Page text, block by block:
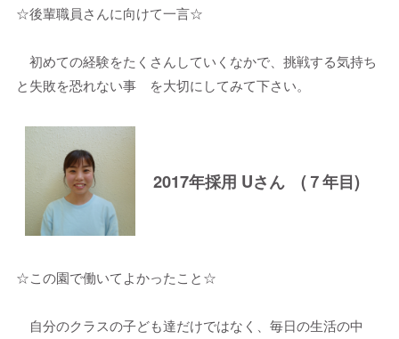
☆後輩職員さんに向けて一言☆
初めての経験をたくさんしていくなかで、挑戦する気持ち
と失敗を恐れない事 を大切にしてみて下さい。
2017年採用 Uさん (７年目)
☆この園で働いてよかったこと☆
自分のクラスの子ども達だけではなく、毎日の生活の中